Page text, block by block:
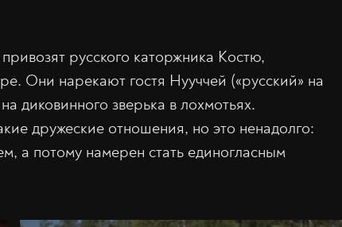
русского каторжника Костю,
Они нарекают гостя Нууччей («русский» на
диковинного зверька в лохмотьях.
дружеские отношения, но это ненадолго:
а потому намерен стать единогласным